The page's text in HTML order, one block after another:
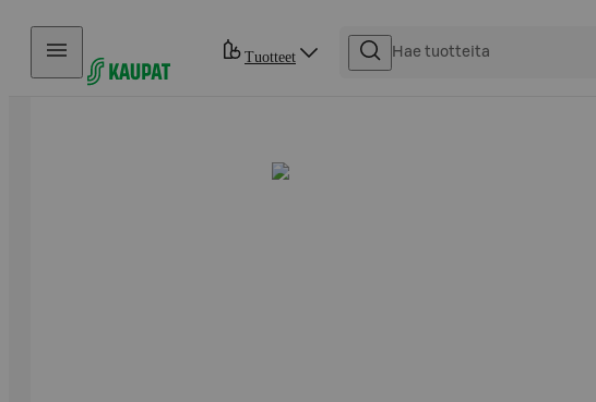
Hyppää sisältöön
Tuotteet